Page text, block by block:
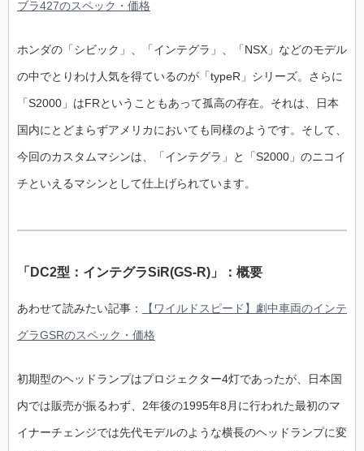
ブラ427のスペック・価格
ホンダの「シビック」、「インテグラ」、「NSX」などのモデル
の中でとりわけ人気を得ているのが「typeR」シリーズ。さらに
「S2000」はFRということもあって孤高の存在。それは、日本
国内にとどまらずアメリカにおいても同様のようです。そして、
今回のカスタムマシンは、「インテグラ」と「S2000」のニコイ
チといえるマシンとして仕上げられています。
「DC2型：インテグラSiR(GS-R)」：概要
あわせて読みたい記事： 【ワイルドスピード】劇中車両のインテ
グラGSRのスペック・価格
初期型のヘッドランプはプロジェクター4灯であったが、日本国
内では販売が振るわず、2年後の1995年8月に行われた最初のマ
イナーチェンジでは先代モデルのような横長のヘッドランプに変